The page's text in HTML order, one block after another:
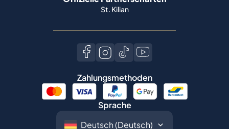
St. Kilian
Zahlungsmethoden
Sprache